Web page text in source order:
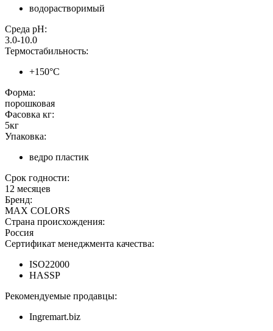
водорастворимый
Среда pH:
3.0-10.0
Термостабильность:
+150°C
Форма:
порошковая
Фасовка кг:
5кг
Упаковка:
ведро пластик
Срок годности:
12 месяцев
Бренд:
MAX COLORS
Страна происхождения:
Россия
Сертификат менеджмента качества:
ISO22000
HASSP
Рекомендуемые продавцы:
Ingremart.biz